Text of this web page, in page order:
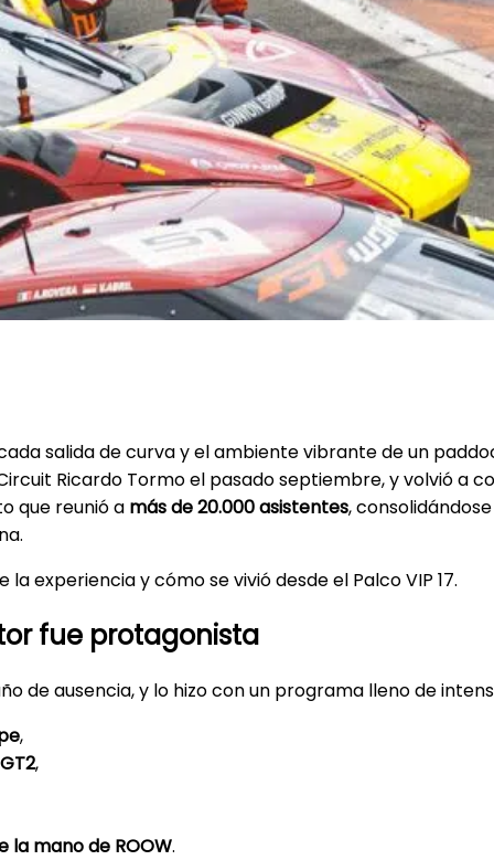
salida de curva y el ambiente vibrante de un
Ricardo Tormo el pasado septiembre, y volvió a
que reunió a más de 20.000 asistentes,
experiencia y cómo se vivió desde el Palco VIP 17.
fue protagonista
de ausencia, y lo hizo con un programa lleno de
,
,
la mano de ROOW.